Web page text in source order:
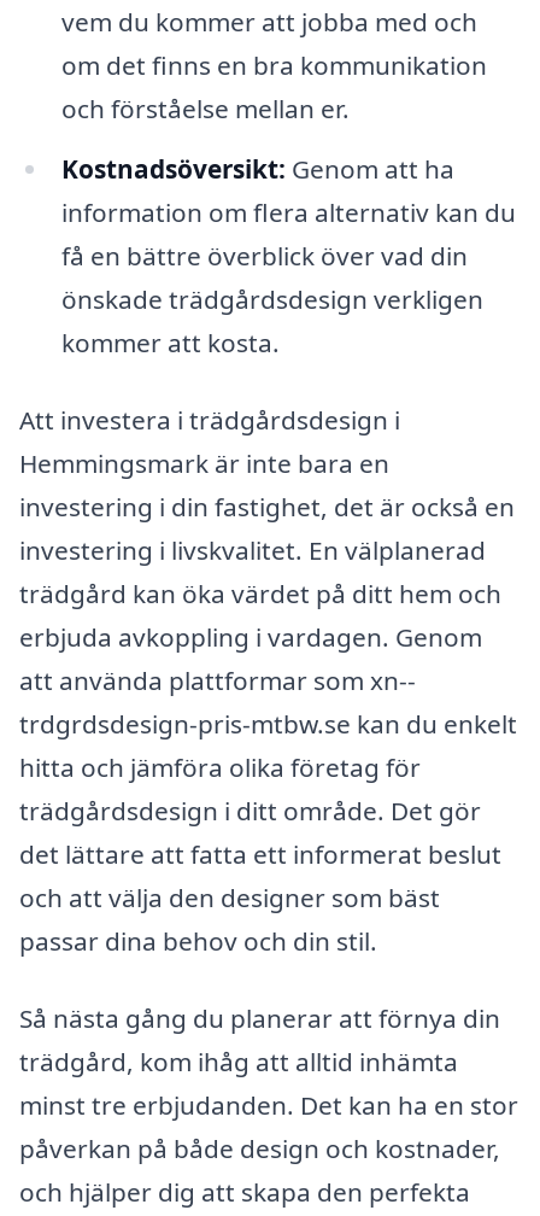
vem du kommer att jobba med och
om det finns en bra kommunikation
och förståelse mellan er.
Kostnadsöversikt: Genom att ha
information om flera alternativ kan du
få en bättre överblick över vad din
önskade trädgårdsdesign verkligen
kommer att kosta.
Att investera i trädgårdsdesign i
Hemmingsmark är inte bara en
investering i din fastighet, det är också en
investering i livskvalitet. En välplanerad
trädgård kan öka värdet på ditt hem och
erbjuda avkoppling i vardagen. Genom
att använda plattformar som xn--
trdgrdsdesign-pris-mtbw.se kan du enkelt
hitta och jämföra olika företag för
trädgårdsdesign i ditt område. Det gör
det lättare att fatta ett informerat beslut
och att välja den designer som bäst
passar dina behov och din stil.
Så nästa gång du planerar att förnya din
trädgård, kom ihåg att alltid inhämta
minst tre erbjudanden. Det kan ha en stor
påverkan på både design och kostnader,
och hjälper dig att skapa den perfekta